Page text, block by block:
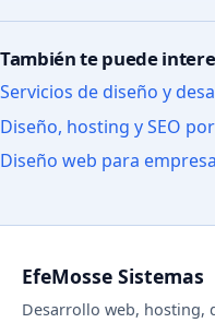
También te puede
Servicios de diseño y
Diseño, hosting y SEO
Diseño web para
EfeMosse Sistemas
Desarrollo web, hosting,